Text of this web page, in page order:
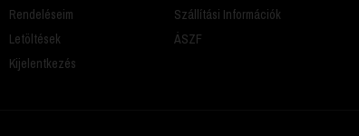
Rendeléseim
Letöltések
Kijelentkezés
Szállítási Információk
ÁSZF